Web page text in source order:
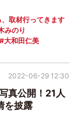
、取材行ってきます
みのり
大和田仁美
真公開！21人
を披露
2022-06-29 12:30